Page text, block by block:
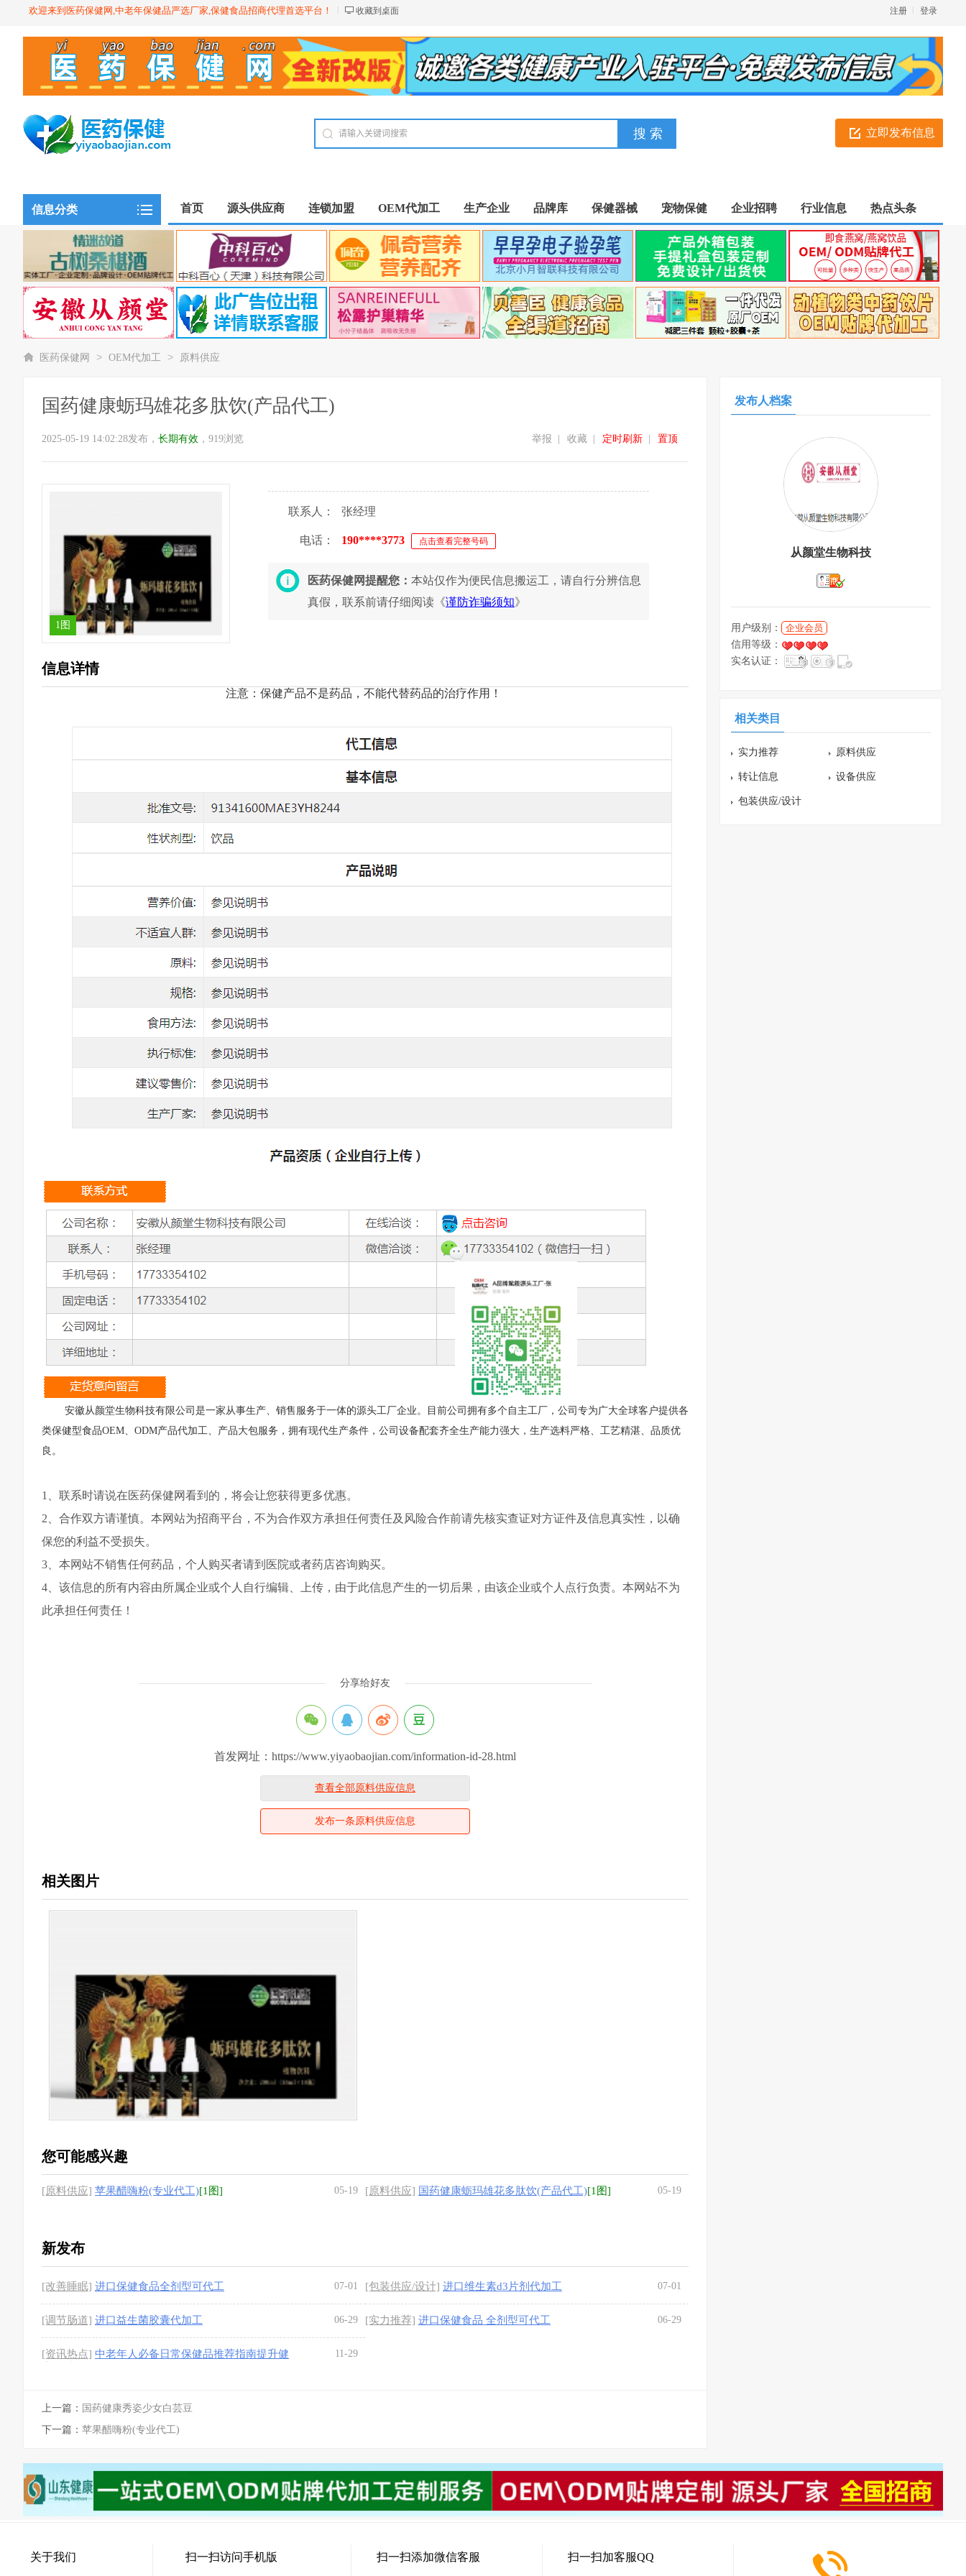
欢迎来到医药保健网,中老年保健品严选厂家,保健食品招商代理首选平台！ 收藏到桌面 登录
注册
立即发布信息
信息分类 首页 源头供应商 连锁加盟 OEM代加工 生产企业 品牌库 保健器械 宠物保健 企业招聘 行业信息 热点头条
医药保健网 > OEM代加工 > 原料供应
国药健康蛎玛雄花多肽饮(产品代工)
2025-05-19 14:02:28发布， 长期有效 ，919浏览 置顶
定时刷新
收藏
举报
1图
联系人： 张经理
电话： 190****3773 点击查看完整号码
医药保健网提醒您： 本站仅作为便民信息搬运工，请自行分辨信息
真假，联系前请仔细阅读《谨防诈骗须知》
信息详情
注意：保健产品不是药品，不能代替药品的治疗作用！
安徽从颜堂生物科技有限公司是一家从事生产、销售服务于一体的源头工厂企业。目前公司拥有多个自主工厂，公司专为广大全球客户提供各
类保健型食品OEM、ODM产品代加工、产品大包服务，拥有现代生产条件，公司设备配套齐全生产能力强大，生产选料严格、工艺精湛、品质优
良。
1、联系时请说在医药保健网看到的，将会让您获得更多优惠。
2、合作双方请谨慎。本网站为招商平台，不为合作双方承担任何责任及风险合作前请先核实查证对方证件及信息真实性，以确
保您的利益不受损失。
3、本网站不销售任何药品，个人购买者请到医院或者药店咨询购买。
4、该信息的所有内容由所属企业或个人自行编辑、上传，由于此信息产生的一切后果，由该企业或个人点行负责。本网站不为
此承担任何责任！
分享给好友
首发网址：https://www.yiyaobaojian.com/information-id-28.html
查看全部原料供应信息
发布一条原料供应信息
相关图片
您可能感兴趣
[原料供应] 苹果醋嗨粉(专业代工)[1图] 05-19 [原料供应] 国药健康蛎玛雄花多肽饮(产品代工)[1图] 05-19
新发布
[改善睡眠] 进口保健食品全剂型可代工 07-01 [包装供应/设计] 进口维生素d3片剂代加工 07-01
[调节肠道] 进口益生菌胶囊代加工 06-29 [实力推荐] 进口保健食品 全剂型可代工 06-29
[资讯热点] 中老年人必备日常保健品推荐指南提升健
11-29
上一篇： 国药健康秀姿少女白芸豆
下一篇： 苹果醋嗨粉(专业代工)
发布人档案
从颜堂生物科技
用户级别：
企业会员
信用等级：
实名认证：
相关类目
实力推荐 原料供应
转让信息 设备供应
包装供应/设计
关于我们 扫一扫访问手机版 扫一扫添加微信客服 扫一扫加客服QQ